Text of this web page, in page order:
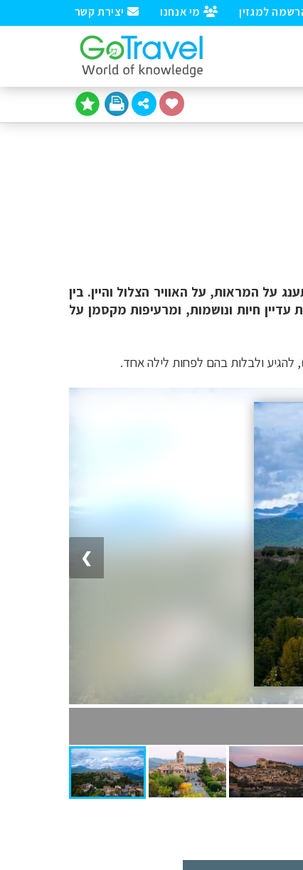
יצירת קשר מי אנחנו למגזין
על המראות, על האוויר הצלול והיין. בין
חיות ונושמות, ומרעיפות מקסמן על
, להגיע ולבלות בהם לפחות לילה אחד.
❯